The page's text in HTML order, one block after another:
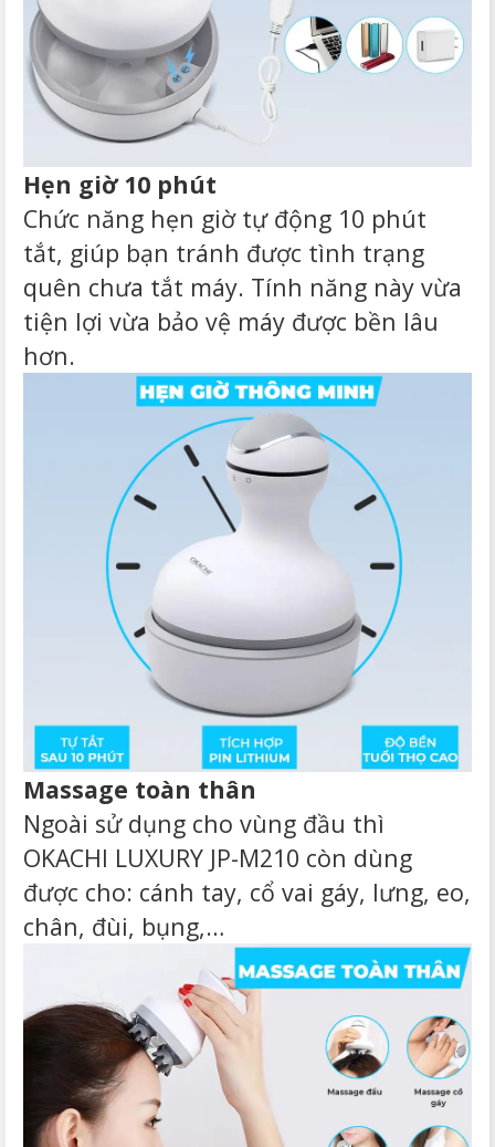
Hẹn giờ 10 phút
Chức năng hẹn giờ tự động 10 phút
tắt, giúp bạn tránh được tình trạng
quên chưa tắt máy. Tính năng này vừa
tiện lợi vừa bảo vệ máy được bền lâu
hơn.
Massage toàn thân
Ngoài sử dụng cho vùng đầu thì
OKACHI LUXURY JP-M210 còn dùng
được cho: cánh tay, cổ vai gáy, lưng, eo,
chân, đùi, bụng,…